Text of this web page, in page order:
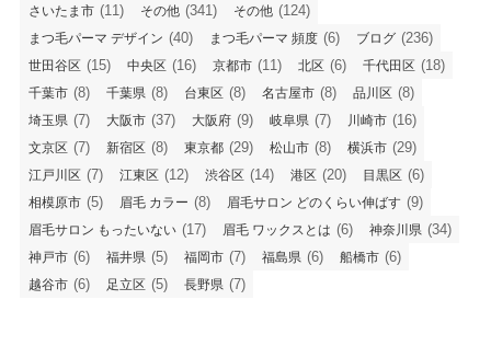
さいたま市 (11) その他 (341) その他 (124)
まつ毛パーマ デザイン (40) まつ毛パーマ 頻度 (6) ブログ (236)
世田谷区 (15) 中央区 (16) 京都市 (11) 北区 (6) 千代田区 (18)
千葉市 (8) 千葉県 (8) 台東区 (8) 名古屋市 (8) 品川区 (8)
埼玉県 (7) 大阪市 (37) 大阪府 (9) 岐阜県 (7) 川崎市 (16)
文京区 (7) 新宿区 (8) 東京都 (29) 松山市 (8) 横浜市 (29)
江戸川区 (7) 江東区 (12) 渋谷区 (14) 港区 (20) 目黒区 (6)
相模原市 (5) 眉毛 カラー (8) 眉毛サロン どのくらい伸ばす (9)
眉毛サロン もったいない (17) 眉毛 ワックスとは (6) 神奈川県 (34)
神戸市 (6) 福井県 (5) 福岡市 (7) 福島県 (6) 船橋市 (6)
越谷市 (6) 足立区 (5) 長野県 (7)